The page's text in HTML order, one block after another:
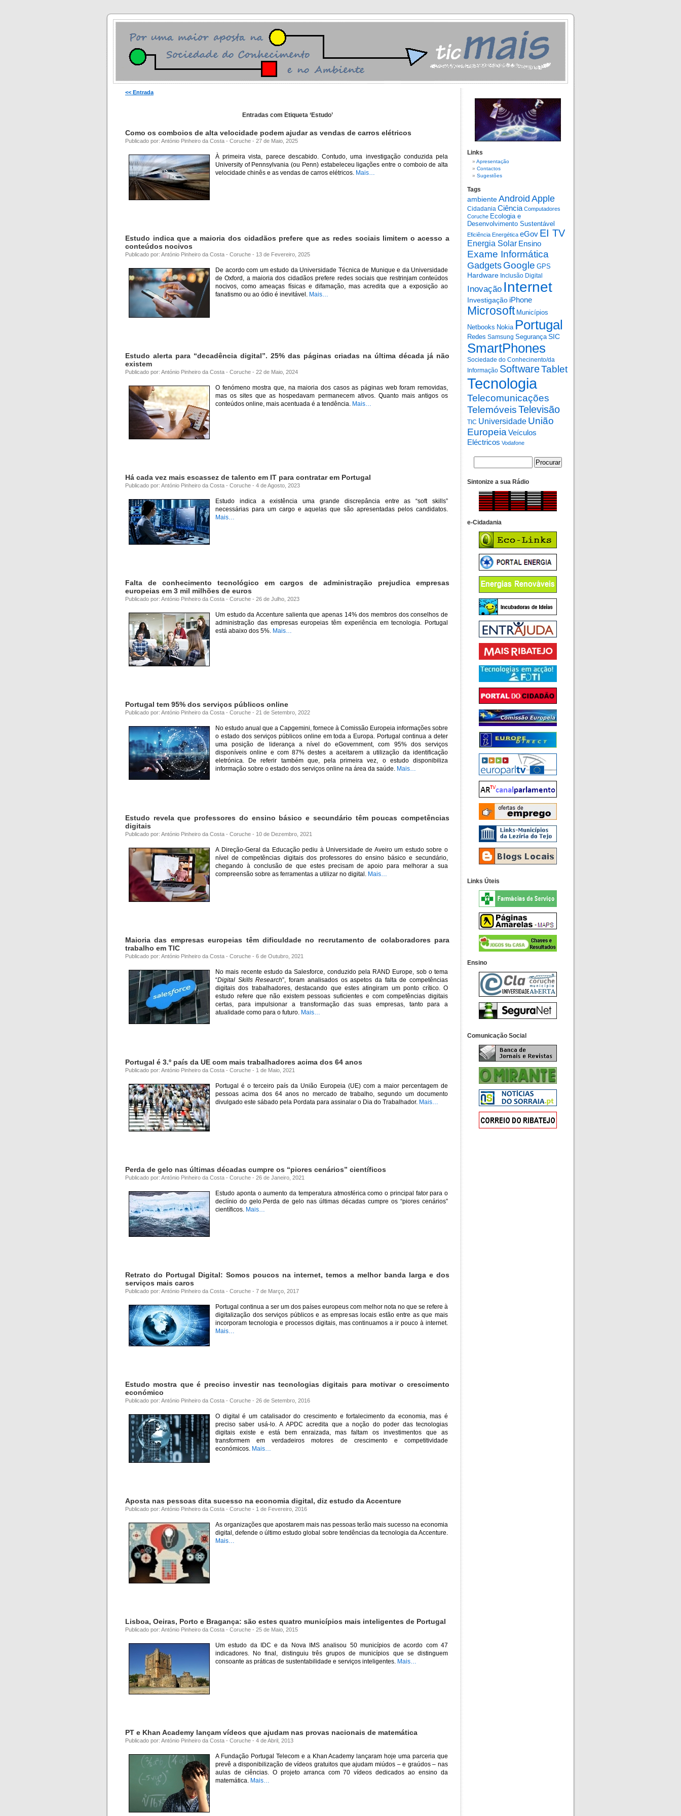
<< Entrada
Entradas com Etiqueta ‘Estudo’
Como os comboios de alta velocidade podem ajudar as vendas de carros elétricos
Publicado por: António Pinheiro da Costa - Coruche - 27 de Maio, 2025
À primeira vista, parece descabido. Contudo, uma investigação conduzida pela
University of Pennsylvania (ou Penn) estabeleceu ligações entre o comboio de alta
velocidade chinês e as vendas de carros elétricos. Mais…
Estudo indica que a maioria dos cidadãos prefere que as redes sociais limitem o acesso a
conteúdos nocivos
Publicado por: António Pinheiro da Costa - Coruche - 13 de Fevereiro, 2025
De acordo com um estudo da Universidade Técnica de Munique e da Universidade
de Oxford, a maioria dos cidadãos prefere redes sociais que restrinjam conteúdos
nocivos, como ameaças físicas e difamação, mas acredita que a exposição ao
fanatismo ou ao ódio é inevitável. Mais…
Estudo alerta para “decadência digital”. 25% das páginas criadas na última década já não
existem
Publicado por: António Pinheiro da Costa - Coruche - 22 de Maio, 2024
O fenómeno mostra que, na maioria dos casos as páginas web foram removidas,
mas os sites que as hospedavam permanecem ativos. Quanto mais antigos os
conteúdos online, mais acentuada é a tendência. Mais…
Há cada vez mais escassez de talento em IT para contratar em Portugal
Publicado por: António Pinheiro da Costa - Coruche - 4 de Agosto, 2023
Estudo indica a existência uma grande discrepância entre as “soft skills”
necessárias para um cargo e aquelas que são apresentadas pelos candidatos.
Mais…
Falta de conhecimento tecnológico em cargos de administração prejudica empresas
europeias em 3 mil milhões de euros
Publicado por: António Pinheiro da Costa - Coruche - 26 de Julho, 2023
Um estudo da Accenture salienta que apenas 14% dos membros dos conselhos de
administração das empresas europeias têm experiência em tecnologia. Portugal
está abaixo dos 5%. Mais…
Portugal tem 95% dos serviços públicos online
Publicado por: António Pinheiro da Costa - Coruche - 21 de Setembro, 2022
No estudo anual que a Capgemini, fornece à Comissão Europeia informações sobre
o estado dos serviços públicos online em toda a Europa. Portugal continua a deter
uma posição de liderança a nível do eGovernment, com 95% dos serviços
disponíveis online e com 87% destes a aceitarem a utilização da identificação
eletrónica. De referir também que, pela primeira vez, o estudo disponibiliza
informação sobre o estado dos serviços online na área da saúde. Mais…
Estudo revela que professores do ensino básico e secundário têm poucas competências
digitais
Publicado por: António Pinheiro da Costa - Coruche - 10 de Dezembro, 2021
A Direção-Geral da Educação pediu à Universidade de Aveiro um estudo sobre o
nível de competências digitais dos professores do ensino básico e secundário,
chegando à conclusão de que estes precisam de apoio para melhorar a sua
compreensão sobre as ferramentas a utilizar no digital. Mais…
Maioria das empresas europeias têm dificuldade no recrutamento de colaboradores para
trabalho em TIC
Publicado por: António Pinheiro da Costa - Coruche - 6 de Outubro, 2021
No mais recente estudo da Salesforce, conduzido pela RAND Europe, sob o tema
“Digital Skills Research”, foram analisados os aspetos da falta de competências
digitais dos trabalhadores, destacando que estes atingiram um ponto crítico. O
estudo refere que não existem pessoas suficientes e com competências digitais
certas, para impulsionar a transformação das suas empresas, tanto para a
atualidade como para o futuro. Mais…
Portugal é 3.º país da UE com mais trabalhadores acima dos 64 anos
Publicado por: António Pinheiro da Costa - Coruche - 1 de Maio, 2021
Portugal é o terceiro país da União Europeia (UE) com a maior percentagem de
pessoas acima dos 64 anos no mercado de trabalho, segundo um documento
divulgado este sábado pela Pordata para assinalar o Dia do Trabalhador. Mais…
Perda de gelo nas últimas décadas cumpre os “piores cenários” científicos
Publicado por: António Pinheiro da Costa - Coruche - 26 de Janeiro, 2021
Estudo aponta o aumento da temperatura atmosférica como o principal fator para o
declínio do gelo.Perda de gelo nas últimas décadas cumpre os “piores cenários”
científicos. Mais…
Retrato do Portugal Digital: Somos poucos na internet, temos a melhor banda larga e dos
serviços mais caros
Publicado por: António Pinheiro da Costa - Coruche - 7 de Março, 2017
Portugal continua a ser um dos países europeus com melhor nota no que se refere à
digitalização dos serviços públicos e as empresas locais estão entre as que mais
incorporam tecnologia e processos digitais, mas continuamos a ir pouco à internet.
Mais…
Estudo mostra que é preciso investir nas tecnologias digitais para motivar o crescimento
económico
Publicado por: António Pinheiro da Costa - Coruche - 26 de Setembro, 2016
O digital é um catalisador do crescimento e fortalecimento da economia, mas é
preciso saber usá-lo. A APDC acredita que a noção do poder das tecnologias
digitais existe e está bem enraizada, mas faltam os investimentos que as
transformem em verdadeiros motores de crescimento e competitividade
económicos. Mais…
Aposta nas pessoas dita sucesso na economia digital, diz estudo da Accenture
Publicado por: António Pinheiro da Costa - Coruche - 1 de Fevereiro, 2016
As organizações que apostarem mais nas pessoas terão mais sucesso na economia
digital, defende o último estudo global sobre tendências da tecnologia da Accenture.
Mais…
Lisboa, Oeiras, Porto e Bragança: são estes quatro municípios mais inteligentes de Portugal
Publicado por: António Pinheiro da Costa - Coruche - 25 de Maio, 2015
Um estudo da IDC e da Nova IMS analisou 50 municípios de acordo com 47
indicadores. No final, distinguiu três grupos de municípios que se distinguem
consoante as práticas de sustentabilidade e serviços inteligentes. Mais…
PT e Khan Academy lançam vídeos que ajudam nas provas nacionais de matemática
Publicado por: António Pinheiro da Costa - Coruche - 4 de Abril, 2013
A Fundação Portugal Telecom e a Khan Academy lançaram hoje uma parceria que
prevê a disponibilização de vídeos gratuitos que ajudam miúdos – e graúdos – nas
aulas de ciências. O projeto arranca com 70 vídeos dedicados ao ensino da
matemática. Mais…
Links
Apresentação
Contactos
Sugestões
Tags
ambienteAndroid Apple
Cidadania Ciência Computadores
Coruche Ecologia e
Desenvolvimento Sustentável
Eficiência Energética eGov EI TV
Energia Solar Ensino
Exame Informática
Gadgets Google GPS
Hardware Inclusão Digital
Inovação Internet
Investigação iPhone
Microsoft Municípios
Netbooks Nokia Portugal
Redes Samsung Segurança SIC
SmartPhones
Sociedade do Conhecinento/da
Informação SoftwareTablet
Tecnologia
Telecomunicações
TelemóveisTelevisão
TIC Universidade União
Europeia Veículos
Eléctricos Vodafone
Sintonize a sua Rádio
e-Cidadania
Links Úteis
Ensino
Comunicação Social